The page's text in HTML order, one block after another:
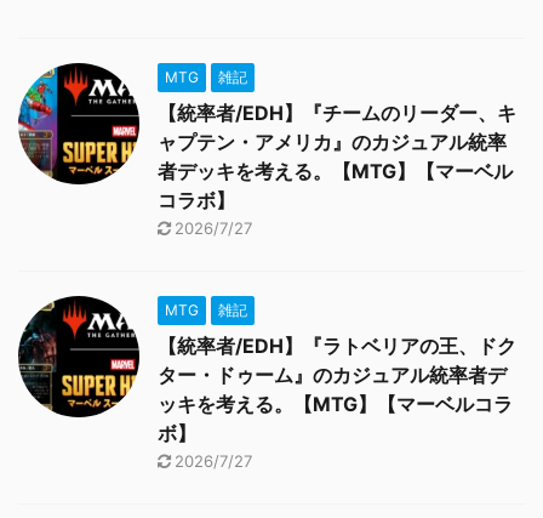
MTG 雑記
【統率者/EDH】『チームのリーダー、キ
ャプテン・アメリカ』のカジュアル統率
者デッキを考える。【MTG】【マーベル
コラボ】
2026/7/27
MTG 雑記
【統率者/EDH】『ラトベリアの王、ドク
ター・ドゥーム』のカジュアル統率者デ
ッキを考える。【MTG】【マーベルコラ
ボ】
2026/7/27